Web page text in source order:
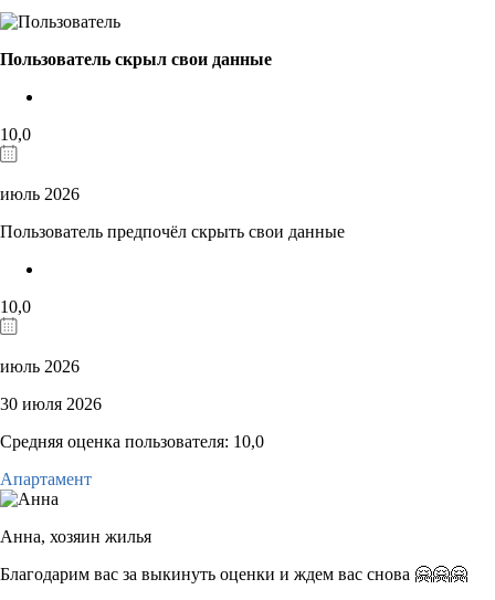
Пользователь скрыл свои данные
10,0
июль 2026
Пользователь предпочёл скрыть свои данные
10,0
июль 2026
30 июля 2026
Средняя оценка пользователя: 10,0
Апартамент
Анна, хозяин жилья
Благодарим вас за выкинуть оценки и ждем вас снова 🤗🤗🤗